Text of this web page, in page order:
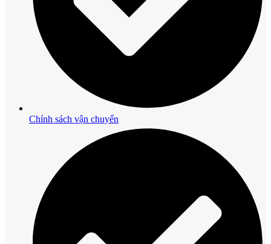
Chính sách vận chuyển